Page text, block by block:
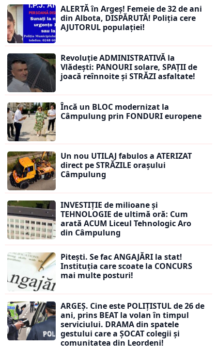
ALERTĂ în Argeș! Femeie de 32 de ani
din Albota, DISPĂRUTĂ! Poliția cere
AJUTORUL populației!
Revoluție ADMINISTRATIVĂ la
Vlădești: PANOURI solare, SPAȚII de
joacă reînnoite și STRĂZI asfaltate!
Încă un BLOC modernizat la
Câmpulung prin FONDURI europene
Un nou UTILAJ fabulos a ATERIZAT
direct pe STRĂZILE orașului
Câmpulung
INVESTIȚIE de milioane și
TEHNOLOGIE de ultimă oră: Cum
arată ACUM Liceul Tehnologic Aro
din Câmpulung
Pitești. Se fac ANGAJĂRI la stat!
Instituția care scoate la CONCURS
mai multe posturi!
ARGEȘ. Cine este POLIȚISTUL de 26 de
ani, prins BEAT la volan în timpul
serviciului. DRAMA din spatele
gestului care a ȘOCAT colegii și
comunitatea din Leordeni!